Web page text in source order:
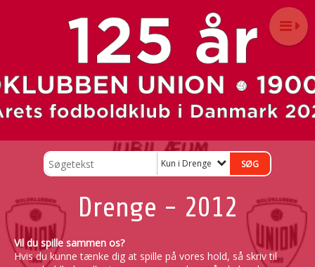
Kun i Drenge
Drenge - 2012
Vil du spille sammen os?
Hvis du kunne tænke dig at spille på vores hold, så skriv til